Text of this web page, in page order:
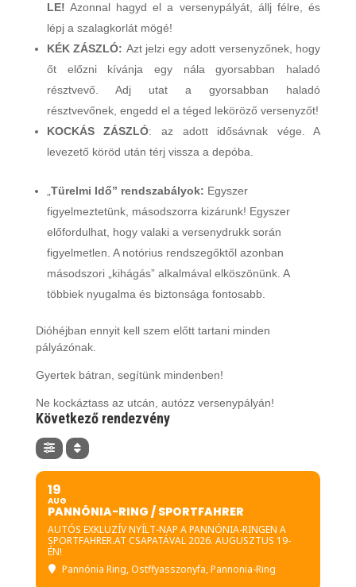
LE! Azonnal hagyd el a versenypályát, állj félre, és
lépj a szalagkorlát mögé!
KÉK ZÁSZLÓ: Azt jelzi egy adott versenyzőnek, hogy
őt előzni kívánja egy nála gyorsabban haladó
résztvevő. Adj utat a gyorsabban haladó
résztvevőnek, engedd el a téged leköröző versenyzőt!
KOCKÁS ZÁSZLÓ: az adott idősávnak vége. A
levezető köröd után térj vissza a depóba.
Türelmi Idő” rendszabályok: Egyszer
figyelmeztetünk, másodszorra kizárunk! Egyszer
előfordulhat, hogy valaki a versenydrukk során
figyelmetlen. A notórius rendszegőktől azonban
másodszori „kihágás” alkalmával elköszönünk. A
többiek nyugalma és biztonsága fontosabb.
Dióhéjban ennyit kell szem előtt tartani minden
pályázónak.
Gyertek bátran, segítünk mindenben!
Ne kockáztass az utcán, autózz versenypályán!
Következő rendezvény
19
AUG
PANNÓNIA-RING / SPORTFAHRER
AUTÓS EXKLUZÍV NYÍLT-NAP A PANNÓNIA-RINGEN A
SPORTFAHRER.AT CSAPATÁVAL 2026. AUGUSZTUS 19-
ÉN!
Pannónia Ring, Ostffyasszonyfa, Pannonia-Ring